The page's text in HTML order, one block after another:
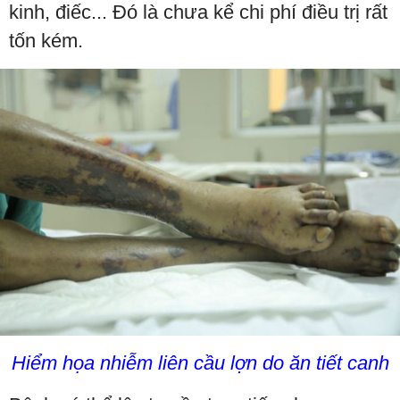
kinh, điếc... Đó là chưa kể chi phí điều trị rất
tốn kém.
Hiểm họa nhiễm liên cầu lợn do ăn tiết canh